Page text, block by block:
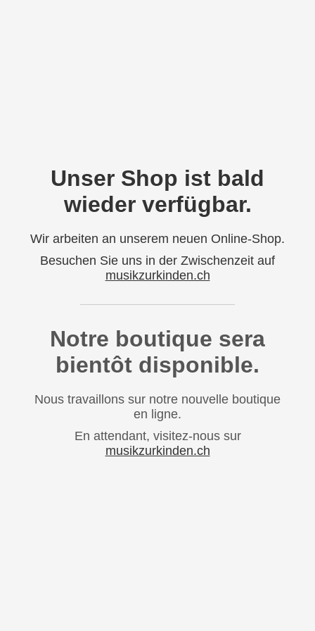
Unser Shop ist bald
wieder verfügbar.
Wir arbeiten an unserem neuen Online-Shop.
Besuchen Sie uns in der Zwischenzeit auf
musikzurkinden.ch
Notre boutique sera
bientôt disponible.
Nous travaillons sur notre nouvelle boutique
en ligne.
En attendant, visitez-nous sur
musikzurkinden.ch